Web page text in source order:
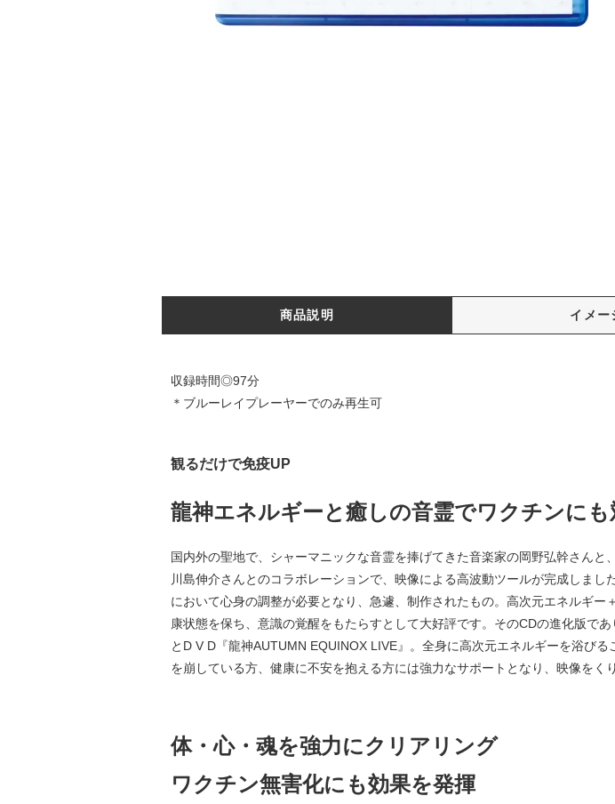
商品説明 イメー
収録時間◎97分
＊ブルーレイプレーヤーでのみ再生可
観るだけで免疫UP
龍神エネルギーと癒しの音霊でワクチンにも
国内外の聖地で、シャーマニックな音霊を捧げてきた音楽家の岡野弘幹さん
川島伸介さんとのコラボレーションで、映像による高波動ツールが完成しま
において心身の調整が必要となり、急遽、制作されたもの。高次元エネルギ
康状態を保ち、意識の覚醒をもたらすとして大好評です。そのCDの進化版で
とD V D『龍神AUTUMN EQUINOX LIVE』。全身に高次元エネルギーを浴び
を崩している方、健康に不安を抱える方には強力なサポートとなり、映像をく
体・心・魂を強力にクリアリング
ワクチン無害化にも効果を発揮